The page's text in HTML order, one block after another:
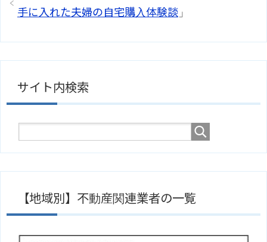
手に入れた夫婦の自宅購入体験談 」
サイト内検索
【地域別】不動産関連業者の一覧